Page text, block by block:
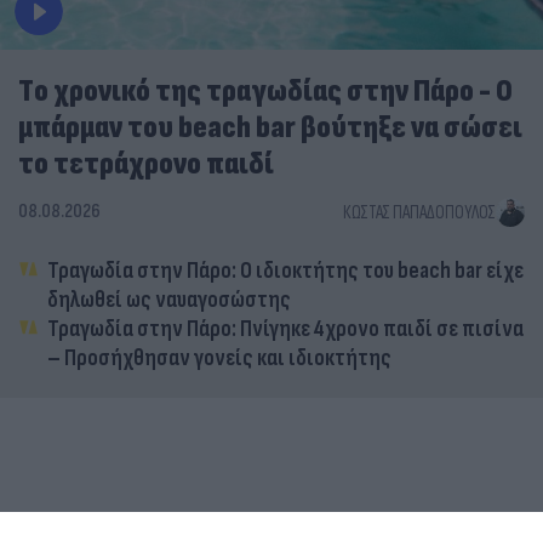
Tο χρονικό της τραγωδίας στην Πάρο - Ο
μπάρμαν του beach bar βούτηξε να σώσει
το τετράχρονο παιδί
08.08.2026 ΚΏΣΤΑΣ ΠΑΠΑΔΌΠΟΥΛΟΣ
Τραγωδία στην Πάρο: Ο ιδιοκτήτης του beach bar είχε
δηλωθεί ως ναυαγοσώστης
Τραγωδία στην Πάρο: Πνίγηκε 4χρονο παιδί σε πισίνα
– Προσήχθησαν γονείς και ιδιοκτήτης